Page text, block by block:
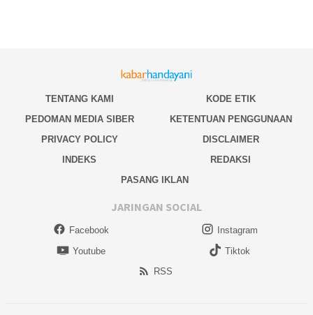
TENTANG KAMI
KODE ETIK
PEDOMAN MEDIA SIBER
KETENTUAN PENGGUNAAN
PRIVACY POLICY
DISCLAIMER
INDEKS
REDAKSI
PASANG IKLAN
JARINGAN SOCIAL
Facebook
Instagram
Youtube
Tiktok
RSS